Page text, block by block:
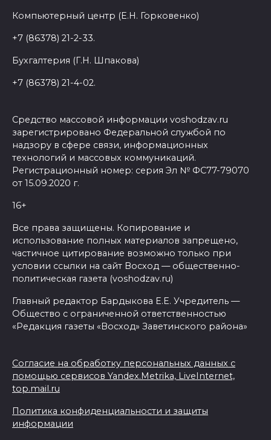
Компьютерный центр (Е.Н. Горковенко)
+7 (86378) 21-2-33.
Бухгалтерия (Г.Н. Шпакова)
+7 (86378) 21-4-02.
Средство массовой информации voshodzav.ru
зарегистрировано Федеральной службой по
надзору в сфере связи, информационных
технологий и массовых коммуникаций.
Регистрационный номер: серия Эл № ФС77-79070
от 15.09.2020 г.
16+
Все права защищены. Копирование и
использование полных материалов запрещено,
частичное цитирование возможно только при
условии ссылки на сайт Восход — общественно-
политическая газета (voshodzav.ru)
Главный редактор Бардыкова Е.Е. Учредитель —
Общество с ограниченной ответственностью
«Редакция газеты «Восход» Заветинского района»
Согласие на обработку персональных данных с
помощью сервисов Yandex.Metrika, LiveInternet,
top.mail.ru
Политика конфиденциальности и защиты
информации